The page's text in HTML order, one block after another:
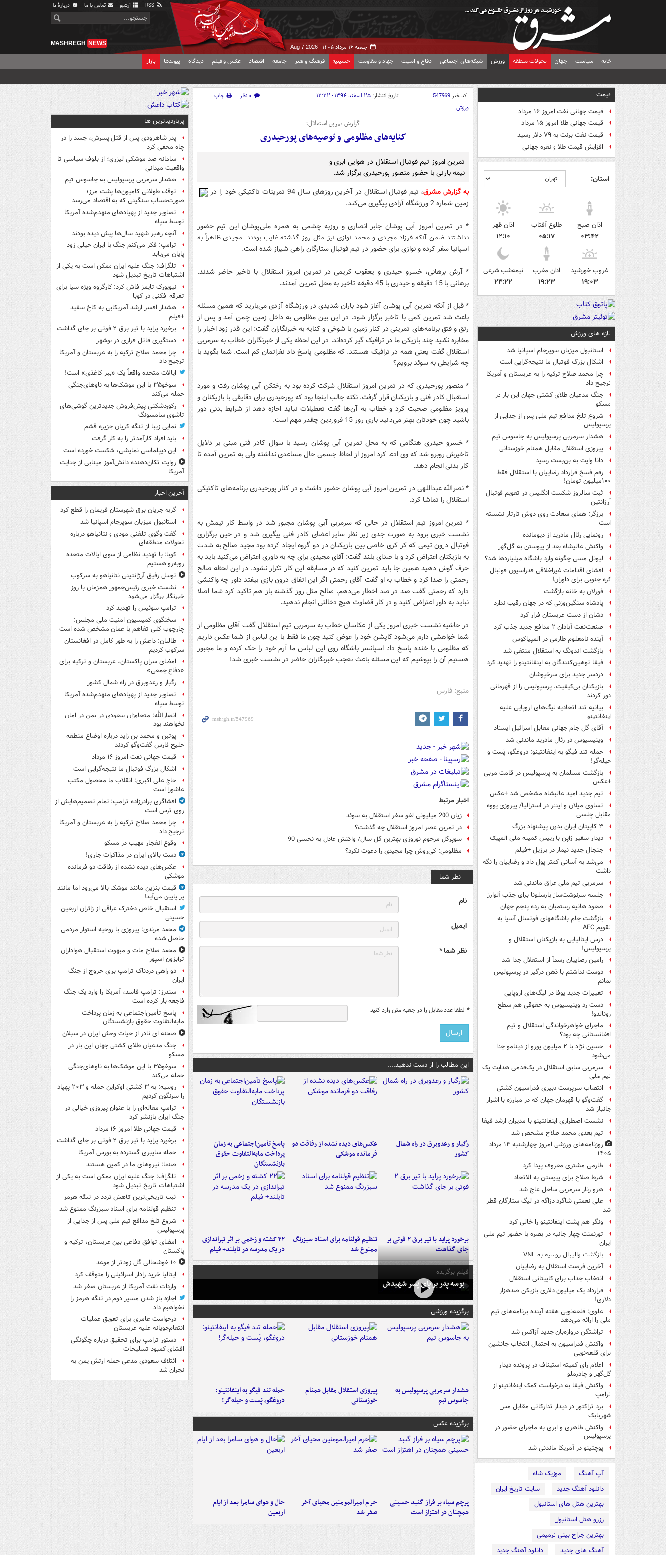
آرشیو تماس با ما دربارهٔ ما
جمعه ۱۶ مرداد ۱۴۰۵ - Aug 7 2026
MASHREGH NEWS
خانه سیاست جهان تحولات منطقه ورزش شبکه‌های اجتماعی دفاع و امنیت جهاد و مقاومت حسینیه فرهنگ و هنر جامعه اقتصاد عکس و فیلم دیدگاه پیوندها بازار
قیمت
قیمت جهانی نفت امروز ۱۶ مرداد
قیمت جهانی طلا امروز ۱۵ مرداد
قیمت نفت برنت به ۷۹ دلار رسید
افزایش قیمت طلا و نقره جهانی
استان:
اذان صبح
۰۳:۴۲
طلوع آفتاب
۰۵:۱۷
اذان ظهر
۱۲:۱۰
غروب خورشید
۱۹:۰۳
اذان مغرب
۱۹:۲۳
نیمه‌شب شرعی
۲۳:۲۲
تازه های ورزش
استانبول میزبان سوپرجام اسپانیا شد
اشکال بزرگ فوتبال ما نتیجه‌گرایی است
چرا محمد صلاح ترکیه را به عربستان و آمریکا
ترجیح داد
جنگ مدعیان طلای کشتی جهان این بار در
مسکو
شروع تلخ مدافع تیم ملی پس از جدایی از
پرسپولیس
هشدار سرمربی پرسپولیس به جاسوس تیم
پیروزی استقلال مقابل همنام خوزستانی
دانا وایت به بن‌بست رسید
رقم فسخ قرارداد رضاییان با استقلال فقط
۱۰۰میلیون تومان!
ثبت سالروز شکست انگلیس در تقویم فوتبال
آرژانتین
برزگر: همای سعادت روی دوش تارتار نشسته
است
رونمایی رئال مادرید از دیومانده
واکنش عالیشاه بعد از پیوستن به گل‌گهر
لیونل مسی چگونه وارد باشگاه میلیاردها شد؟
افشای اقدامات غیراخلاقی فدراسیون فوتبال
کره جنوبی برای داوران!
فورلان به خانه بازگشت
پادشاه سنگین‌وزنی که در جهان رقیب ندارد
دشان از دست عربستان فرار کرد
صنعت‌نفت آبادان ۲ مدافع جدید جذب کرد
آینده نامعلوم طارمی در المپیاکوس
بازگشت اندونگ به استقلال منتفی شد
فیفا توهین‌کنندگان به اینفانتینو را تهدید کرد
دردسر جدید برای سرخپوشان
بازیکنان بی‌کیفیت، پرسپولیس را از قهرمانی
دور کردند
بیانیه تند اتحادیه لیگ‌های اروپایی علیه
اینفانتینو
آقای گل جام جهانی مقابل اسرائیل ایستاد
وینیسیوس در رئال مادرید ماندنی شد
حمله تند فیگو به اینفانتینو: دروغگو، پَست‌ و
حیله‌گر!
بازگشت مسلمان به پرسپولیس در قامت مربی
+عکس
تیم جدید امید عالیشاه مشخص شد +عکس
تساوی میلان و اینتر در استرالیا/ پیروزی یووه
مقابل چلسی
۳ کاپیتان ایران بدون پیشنهاد بزرگ
دیدار سفیر ژاپن با رییس کمیته ملی المپیک
جنجال جدید نیمار در برزیل +فیلم
می‌شد به آسانی کمتر پول داد و رضاییان را نگه
داشت
سرمربی تیم ملی عراق ماندنی شد
جلسه سرنوشت‌ساز بارسلونا برای جذب آلوارز
صعود هانیه رستمیان به رده پنجم جهان
بازگشت جام باشگاههای فوتسال آسیا به
تقویم AFC
درس ایتالیایی‌ به بازیکنان استقلال و
پرسپولیس!
رامین رضاییان رسماً از استقلال جدا شد
دوست نداشتم با ذهن درگیر در پرسپولیس
بمانم
تغییرات جدید یوفا در لیگ‌های اروپایی
دست رد وینیسیوس به حقوقی هم سطح
رونالدو!
ماجرای خواهرخواندگی استقلال و تیم
افغانستانی چه بود؟
حسین نژاد با ۲ میلیون یورو از دینامو جدا
می‌شود
سرمربی سابق استقلال در یک‌قدمی هدایت یک
تیم ملی
انتصاب سرپرست دبیری فدراسیون کشتی
گفت‌وگو با قهرمان جهان که در مبارزه با اشرار
جانباز شد
نشست اضطراری اینفانتینو با مدیران ارشد فیفا
تیم بعدی محمد صلاح مشخص شد
روزنامه‌های ورزشی امروز چهارشنبه ۱۴ مرداد
۱۴۰۵
طارمی مشتری معروف پیدا کرد
شرط صلاح برای پیوستن به الاتحاد
هرو رنار سرمربی ساحل عاج شد
علی نعمتی شاگرد دژاگه در لیگ ستارگان قطر
شد
ونگر هم پشت اینفانتینو را خالی کرد
تورنمنت چهار جانبه در بصره با حضور تیم ملی
ایران
بازگشت والیبال روسیه به VNL
آخرین فرصت استقلال به رضاییان
انتخاب جذاب برای کاپیتانی استقلال
قرارداد یک میلیون دلاری بازیکن صدهزار
دلاری!
علوی: قلعه‌نویی هفته آینده برنامه‌های تیم
ملی را ارائه می‌دهد
تراِشتگن دروازه‌بان جدید آژاکس شد
واکنش فدراسیون به احتمال انتخاب جانشین
برای قلعه‌نویی
اعلام رای کمیته استیناف در پرونده دیدار
گل‌گهر و چادرملو
واکنش فیفا به درخواست کمک اینفانتینو از
ترامپ
برد تراکتور در دیدار تدارکاتی مقابل مس
شهربابک
واکنش طاهری و ایری به ماجرای حضور در
پرسپولیس
پوچتینو در آمریکا ماندنی شد
آپ آهنگ
موزیک شاه
دانلود آهنگ جدید
سایت تاریخ ایران
بهترین هتل های استانبول
رزرو هتل استانبول
بهترین جراح بینی ترمیمی
آهنگ های جدید
دانلود آهنگ جدید
کد خبر547969 تاریخ انتشار: ۲۵ اسفند ۱۳۹۴ - ۱۲:۲۲ ۰ نظر
چاپ
ورزش
گزارش تمرین استقلال؛
کنایه‌های مظلومی و توصیه‌های پورحیدری
تمرین امروز تیم فوتبال استقلال در هوایی ابری و
نیمه بارانی با حضور منصور پورحیدری برگزار شد.
به گزارش مشرق
، تیم فوتبال استقلال در آخرین روزهای سال 94 تمرینات تاکتیکی خود را در
زمین شماره 2 ورزشگاه آزادی پیگیری می‌کند.
* در تمرین امروز آبی پوشان جابر انصاری و روزبه چشمی به همراه ملی‌پوشان این تیم حضور
نداشتند ضمن آنکه فرزاد مجیدی و محمد نوازی نیز مثل روز گذشته غایب بودند. مجیدی ظاهراً به
اسپانیا سفر کرده و نوازی برای حضور در تیم فوتبال ستارگان راهی شیراز شده است.
* آرش برهانی، خسرو حیدری و یعقوب کریمی در تمرین امروز استقلال با تاخیر حاضر شدند.
برهانی با 15 دقیقه و حیدری با 45 دقیقه تاخیر به محل تمرین آمدند.
* قبل از آنکه تمرین آبی پوشان آغاز شود باران شدیدی در ورزشگاه آزادی می‌بارید که همین مسئله
باعث شد تمرین کمی با تاخیر برگزار شود. در این بین مظلومی به داخل زمین چمن آمد و پس از
رتق و فتق برنامه‌های تمرینی در کنار زمین با شوخی و کنایه به خبرنگاران گفت: این قدر زود اخبار را
مخابره نکنید چند بازیکن ما در ترافیک گیر کرده‌اند. در این لحظه یکی از خبرنگاران خطاب به سرمربی
استقلال گفت یعنی همه در ترافیک هستند. که مظلومی پاسخ داد نفراتمان کم است. شما بگوید با
چه شرایطی به سوئد برویم؟
* منصور پورحیدری که در تمرین امروز استقلال شرکت کرده بود به رختکن آبی پوشان رفت و مورد
استقبال کادر فنی و بازیکنان قرار گرفت. نکته جالب اینجا بود که پورحیدری برای دقایقی با بازیکنان و
پرویز مظلومی صحبت کرد و خطاب به آن‌ها گفت تعطیلات نباید اجازه دهد از شرایط بدنی دور
باشید چون خودتان بهتر می‌دانید بازی روز 15 فروردین چقدر مهم است.
* خسرو حیدری هنگامی که به محل تمرین آبی پوشان رسید با سوال کادر فنی مبنی بر دلایل
تاخیرش روبرو شد که وی ادعا کرد امروز از لحاظ جسمی حال مساعدی نداشته ولی به تمرین آمده تا
کار بدنی انجام دهد.
* نصرالله عبداللهی در تمرین امروز آبی پوشان حضور داشت و در کنار پورحیدری برنامه‌های تاکتیکی
استقلال را تماشا کرد.
* تمرین امروز تیم استقلال در حالی که سرمربی آبی پوشان مجبور شد در واسط کار تیمش به
نشست خبری برود به صورت جدی زیر نظر سایر اعضای کادر فنی پیگیری شد و در حین برگزاری
فوتبال درون تیمی که کر کری خاصی بین بازیکنان در دو گروه ایجاد کرده بود مجید صالح به شدت
به بازیکنان اعتراض کرد و با صدای بلند گفت: آقای مجیدی برای چه به داوری اعتراض می‌کنید باید به
حرف گوش دهید همین جا باید تمرین کنید که در مسابقه این کار تکرار نشود. در این لحظه صالح
رحمتی را صدا کرد و خطاب به او گفت آقای رحمتی اگر این اتفاق درون بازی بیفتد داور چه واکنشی
دارد که رحمتی گفت صد در صد اخطار می‌دهم. صالح مثل روز گذشته باز هم تاکید کرد شما اصلا
نباید به داور اعتراض کنید و در کار قضاوت هیچ دخالتی انجام ندهید.
در حاشیه نشست خبری امروز یکی از عکاسان خطاب به سرمربی تیم استقلال گفت آقای مظلومی از
شما خواهشی دارم می‌شود کاپشن خود را عوض کنید چون ما فقط با این لباس از شما عکس داریم
که مظلومی با خنده پاسخ داد اسپانسر باشگاه روی این لباس ما آرم خود را حک کرده و ما مجبور
هستیم آن را بپوشیم که این مسئله باعث تعجب خبرنگاران حاضر در نشست خبری شد!
منبع: فارس
اخبار مرتبط
زیان 200 میلیونی لغو سفر استقلال به سوئد
در تمرین عصر امروز استقلال چه گذشت؟
سوپرگل مرحوم نوروزی بهترین گل سال/ واکنش عادل به نحسی 90
مظلومی: کی‌روش چرا مجیدی را دعوت نکرد؟
نظر شما
نام
ایمیل
نظر شما *
* لطفا عدد مقابل را در جعبه متن وارد کنید
این مطالب را از دست ندهید....
رگبار و رعدوبرق در راه شمال
کشور
عکس‌های دیده نشده از رفاقت دو
فرمانده‌ موشکی
پاسخ تأمین‌اجتماعی به زمان
پرداخت مابه‌التفاوت حقوق
بازنشستگان
برخورد پراید با تیر برق ۲ فوتی بر
جای گذاشت
تنظیم قولنامه برای اسناد سبزرنگ
ممنوع شد
۲۲ کشته و زخمی بر اثر تیراندازی
در یک مدرسه در تایلند+ فیلم
فیلم برگزیده
بوسه‌ پدر بر پای پسر شهیدش
برگزیده ورزشی
هشدار سرمربی پرسپولیس به
جاسوس تیم
پیروزی استقلال مقابل همنام
خوزستانی
حمله تند فیگو به اینفانتینو:
دروغگو، پَست‌ و حیله‌گر!
برگزیده عکس
پرچم سیاه بر فراز گنبد حسینی
همچنان در اهتزاز است
حرم امیرالمومنین محیای آخر
صفر شد
حال و هوای سامرا بعد از ایام
اربعین
پربازدیدترین ها
پدر شاهرودی پس از قتل پسرش، جسد را در
چاه مخفی کرد
سامانه ضد موشکی لیزری؛ از بلوف سیاسی تا
واقعیت میدانی
هشدار سرمربی پرسپولیس به جاسوس تیم
توقف طولانی کامیون‌ها پشت مرز؛
صورت‌حساب سنگینی که به اقتصاد می‌رسد
تصاویر جدید از پهپادهای منهدم‌شده آمریکا
توسط سپاه
آنچه رهبر شهید سال‌ها پیش دیده بودند
ترامپ: فکر می‌کنم جنگ با ایران خیلی زود
پایان می‌یابد
تلگراف: جنگ علیه ایران ممکن است به یکی از
اشتباهات تاریخ تبدیل شود
نیویورک تایمز فاش کرد: کارگروه ویژه سیا برای
تفرقه افکنی در کوبا
هشدار افسر ارشد آمریکایی به کاخ سفید
+فیلم
برخورد پراید با تیر برق ۲ فوتی بر جای گذاشت
دستگیری قاتل فراری در نوشهر
چرا محمد صلاح ترکیه را به عربستان و آمریکا
ترجیح داد
ایالات متحده واقعاً یک «ببر کاغذی» است!
سوخو۳۵ با این موشک‌ها به ناوهای‌جنگی
حمله می‌کند
رکوردشکنی پیش‌فروش جدیدترین گوشی‌های
تاشوی سامسونگ
نمایی زیبا از تنگه کریان جزیره قشم
باید افراد کارآمدتر را به کار گرفت
این دیپلماسی نمایشی، شکست خورده است
روایت تکان‌دهنده دانش‌آموز مینابی از جنایت
آمریکا
آخرین اخبار
گربه جریان برق شهرستان فریمان را قطع کرد
استانبول میزبان سوپرجام اسپانیا شد
گفت وگوی تلفنی مودی و نتانیاهو درباره
تحولات منطقه‌ای
کوبا: با تهدید نظامی از سوی ایالات متحده
روبه‌رو هستیم
توسل رفیق آرژانتینی نتانیاهو به سرکوب
نشست خبری رئیس‌جمهور همزمان با روز
خبرنگار برگزار می‌شود
ترامپ سوئیس را تهدید کرد
سخنگوی کمیسیون امنیت ملی مجلس:
چارچوب کلی تفاهم با عمان مشخص شده است
طالبان: داعش را به طور کامل در افغانستان
سرکوب کردیم
امضای سران پاکستان، عربستان و ترکیه برای
«دفاع جمعی»
رگبار و رعدوبرق در راه شمال کشور
تصاویر جدید از پهپادهای منهدم‌شده آمریکا
توسط سپاه
انصارالله: متجاوزان سعودی در یمن در امان
نخواهند بود
پوتین و محمد بن زاید درباره اوضاع منطقه
خلیج فارس گفت‌وگو کردند
قیمت جهانی نفت امروز ۱۶ مرداد
اشکال بزرگ فوتبال ما نتیجه‌گرایی است
حاج علی اکبری: انقلاب ما محصول مکتب
عاشورا است
افشاگری برادرزاده ترامپ: تمام تصمیم‌هایش از
روی ترس است
چرا محمد صلاح ترکیه را به عربستان و آمریکا
ترجیح داد
وقوع انفجار مهیب در مسکو
دست بالای ایران در مذاکرات جاری!
عکس‌های دیده نشده از رفاقت دو فرمانده‌
موشکی
قیمت بنزین مانند موشک بالا می‌رود اما مانند
پر پایین می‌آید!
استقبال خاص دخترک عراقی از زائران اربعین
حسینی
محمد مرندی: پیروزی با روحیه استوار مردمی
حاصل شده
محمد صلاح مات و مبهوت استقبال هواداران
ترابزون اسپور
دو راهی دردناک ترامپ برای خروج از جنگ
ایران
سندرز: ترامپ فاسد، آمریکا را وارد یک جنگ
فاجعه بار کرده است
پاسخ تأمین‌اجتماعی به زمان پرداخت
مابه‌التفاوت حقوق بازنشستگان
صحنه ای نادر از حیات وحش ایران در سبلان
جنگ مدعیان طلای کشتی جهان این بار در
مسکو
سوخو۳۵ با این موشک‌ها به ناوهای‌جنگی
حمله می‌کند
روسیه: به ۳ کشتی اوکراین حمله و ۲۰۳ پهپاد
را سرنگون کردیم
ترامپ مقاله‌ای را با عنوان پیروزی خیالی در
جنگ ایران بازنشر کرد
قیمت جهانی طلا امروز ۱۶ مرداد
برخورد پراید با تیر برق ۲ فوتی بر جای گذاشت
حمله سایبری گسترده به بورس آمریکا
صنعا: نیروهای ما در کمین‌ هستند
تلگراف: جنگ علیه ایران ممکن است به یکی از
اشتباهات تاریخ تبدیل شود
ثبت تاریخی‌ترین کاهش تردد در تنگه هرمز
تنظیم قولنامه برای اسناد سبزرنگ ممنوع شد
شروع تلخ مدافع تیم ملی پس از جدایی از
پرسپولیس
امضای توافق دفاعی بین عربستان، ترکیه و
پاکستان
۱۰ خوشحالی گل زودتر از موعد
ایتالیا خرید رادار اسرائیلی را متوقف کرد
واردات نفت آمریکا از عربستان صفر شد
اجازه باز شدن مسیر دوم در تنگه هرمز را
نخواهیم داد
درخواست عامری برای تعویق عملیات
انتقام‌جویانه علیه عربستان
دستور ترامپ برای تحقیق درباره چگونگی
افشای کمبود تسلیحات
ائتلاف سعودی مدعی حمله ارتش یمن به
نجران شد